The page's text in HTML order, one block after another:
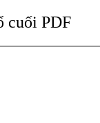
cuối PDF